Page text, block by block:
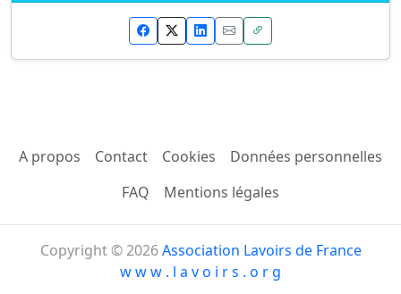
A propos Contact Cookies
Données personnelles
FAQ
Mentions légales
Copyright © 2026Association Lavoirs de France
w w w . l a v o i r s . o r g